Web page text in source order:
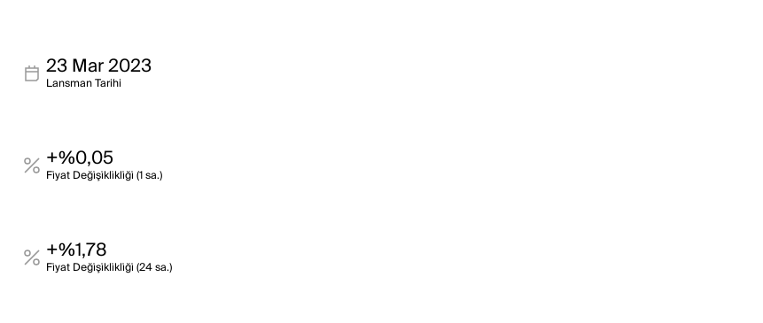
23 Mar 2023
Lansman Tarihi
+%0,05
Fi̇yat Deği̇şi̇kli̇kli̇ği̇ (1 sa.)
+%1,78
Fi̇yat Deği̇şi̇kli̇kli̇ği̇ (24 sa.)